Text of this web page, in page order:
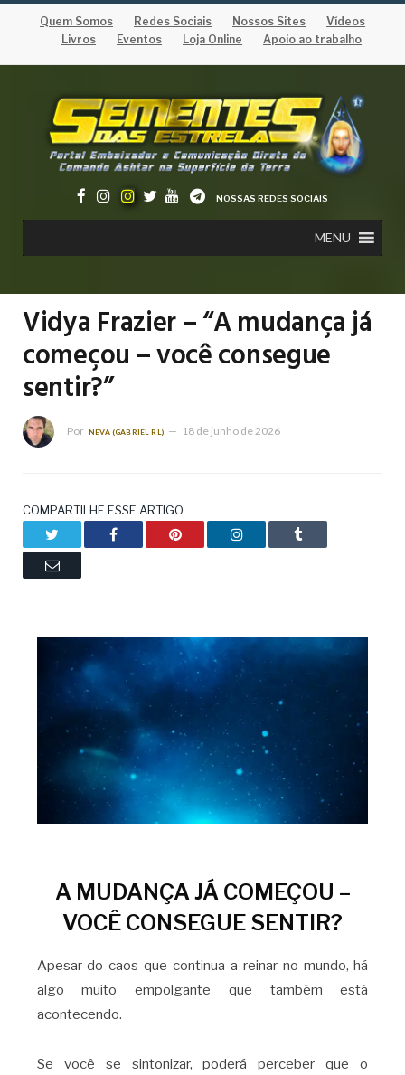
Quem Somos Redes Sociais Nossos Sites
Vídeos
Livros
Eventos Loja Online Apoio ao trabalho
NOSSAS REDES SOCIAIS
MENU
Vidya Frazier – “A mudança já
começou – você consegue
sentir?”
Por NEVA (GABRIEL RL) 18 de junho de 2026
COMPARTILHE ESSE ARTIGO
Facebook Pinterest LinkedIn Tumblr
Email
A MUDANÇA JÁ COMEÇOU –
VOCÊ CONSEGUE SENTIR?
Apesar do caos que continua a reinar no mundo, há
algo muito empolgante que também está
acontecendo.
Se você se sintonizar, poderá perceber que o